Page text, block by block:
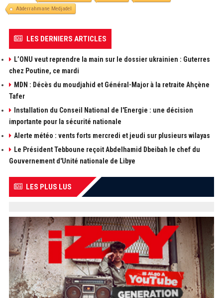
Abderrahmane Medjadel
LES DERNIERS ARTICLES
L’ONU veut reprendre la main sur le dossier ukrainien : Guterres
chez Poutine, ce mardi
MDN : Décès du moudjahid et Général-Major à la retraite Ahçène
Tafer
Installation du Conseil National de l'Energie : une décision
importante pour la sécurité nationale
Alerte météo : vents forts mercredi et jeudi sur plusieurs wilayas
Le Président Tebboune reçoit Abdelhamid Dbeibah le chef du
Gouvernement d'Unité nationale de Libye
LES PLUS LUS